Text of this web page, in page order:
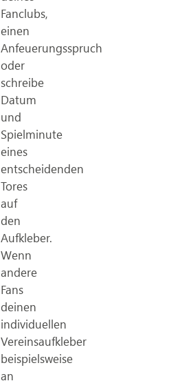
Fanclubs,
einen
Anfeuerungsspruch
oder
schreibe
Datum
und
Spielminute
eines
entscheidenden
Tores
auf
den
Aufkleber.
Wenn
andere
Fans
deinen
individuellen
Vereinsaufkleber
beispielsweise
an